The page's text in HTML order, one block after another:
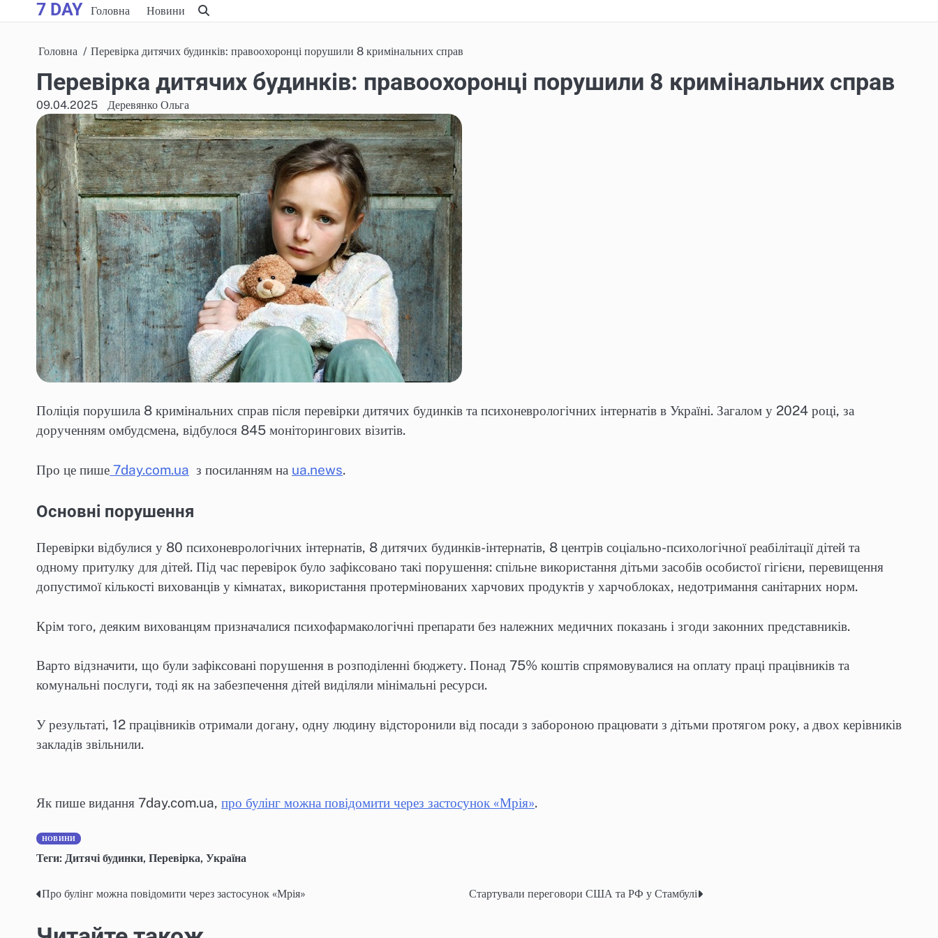
to
7 DAY Головна Новини
Головна Перевірка дитячих будинків: правоохоронці порушили 8 кримінальних справ
Перевірка дитячих будинків: правоохоронці порушили 8 кримінальних справ
09.04.2025 Деревянко Ольга
Поліція порушила 8 кримінальних справ після перевірки дитячих будинків та психоневрологічних інтернатів в Україні. Загалом у 2024 році, за
дорученням омбудсмена, відбулося 845 моніторингових візитів.
Про це пише 7day.com.ua з посиланням на ua.news.
Основні порушення
Перевірки відбулися у 80 психоневрологічних інтернатів, 8 дитячих будинків-інтернатів, 8 центрів соціально-психологічної реабілітації дітей та
одному притулку для дітей. Під час перевірок було зафіксовано такі порушення: спільне використання дітьми засобів особистої гігієни, перевищення
допустимої кількості вихованців у кімнатах, використання протермінованих харчових продуктів у харчоблоках, недотримання санітарних норм.
Крім того, деяким вихованцям призначалися психофармакологічні препарати без належних медичних показань і згоди законних представників.
Варто відзначити, що були зафіксовані порушення в розподіленні бюджету. Понад 75% коштів спрямовувалися на оплату праці працівників та
комунальні послуги, тоді як на забезпечення дітей виділяли мінімальні ресурси.
У результаті, 12 працівників отримали догану, одну людину відсторонили від посади з забороною працювати з дітьми протягом року, а двох керівників
закладів звільнили.
Як пише видання 7day.com.ua, про булінг можна повідомити через застосунок «Мрія».
НОВИНИ
Теги: Дитячі будинки, Перевірка, Україна
Навігація
записів
Про булінг можна повідомити через застосунок «Мрія» Стартували переговори США та РФ у Стамбулі